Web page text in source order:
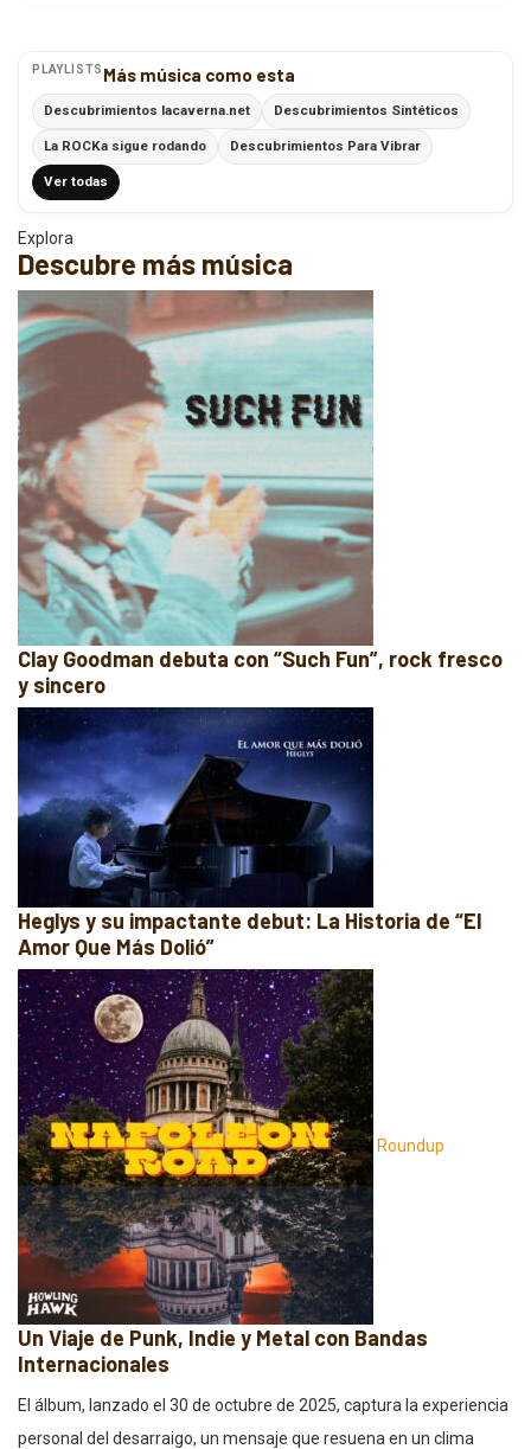
PLAYLISTS Más música como esta
Descubrimientos lacaverna.net Descubrimientos Sintéticos
La ROCKa sigue rodando Descubrimientos Para Vibrar
Ver todas
Explora
Descubre más música
Clay Goodman debuta con “Such Fun”, rock fresco
y sincero
Heglys y su impactante debut: La Historia de “El
Amor Que Más Dolió”
Roundup
Un Viaje de Punk, Indie y Metal con Bandas
Internacionales
El álbum, lanzado el 30 de octubre de 2025, captura la experiencia
personal del desarraigo, un mensaje que resuena en un clima